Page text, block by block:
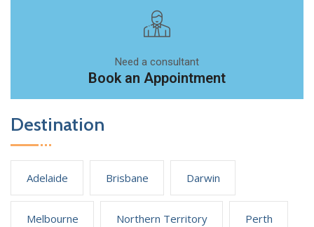
Need a consultant
Book an Appointment
Destination
Adelaide Brisbane Darwin
Melbourne Northern Territory Perth